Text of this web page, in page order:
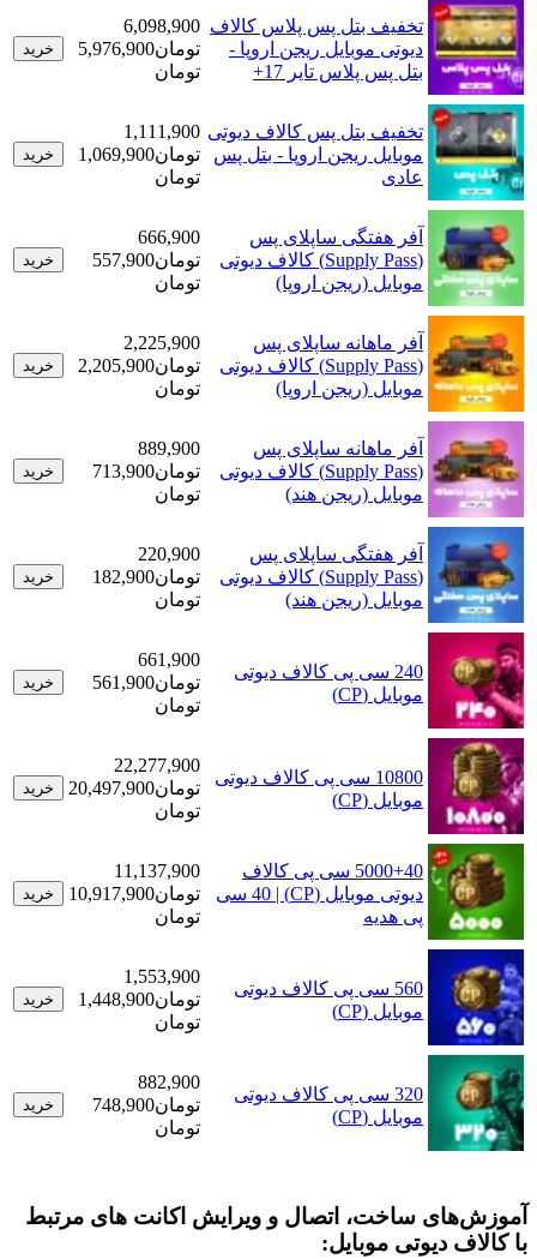
تخفیف بتل پس پلاس کالاف
دیوتی موبایل ریجن اروپا -
بتل پس پلاس تایر 17+
6,098,900
تومان 5,976,900
تومان
خرید
تخفیف بتل پس کالاف دیوتی
موبایل ریجن اروپا - بتل پس
عادی
1,111,900
تومان1,069,900
خرید
آفر هفتگی ساپلای پس
(Supply Pass) کالاف دیوتی
موبایل (ریجن اروپا)
666,900
تومان 557,900
خرید
آفر ماهانه ساپلای پس
(Supply Pass) کالاف دیوتی
موبایل (ریجن اروپا)
2,225,900
تومان 2,205,900
خرید
آفر ماهانه ساپلای پس
(Supply Pass) کالاف دیوتی
موبایل (ریجن هند)
889,900
تومان 713,900
خرید
آفر هفتگی ساپلای پس
(Supply Pass) کالاف دیوتی
موبایل (ریجن هند)
220,900
تومان 182,900
خرید
240 سی پی کالاف دیوتی
موبایل (CP)
تومان
561,900
خرید
10800 سی پی کالاف دیوتی
موبایل (CP)
22,277,900
تومان20,497,900
خرید
5000+40 سی پی کالاف
دیوتی موبایل (CP) | 40 سی
پی هدیه
11,137,900
تومان10,917,900
خرید
560 سی پی کالاف دیوتی
موبایل (CP)
1,553,900
تومان
1,448,900
خرید
320 سی پی کالاف دیوتی
موبایل (CP)
تومان
748,900
خرید
ساخت، اتصال و ویرایش اکانت های مرتبط
دیوتی موبایل: